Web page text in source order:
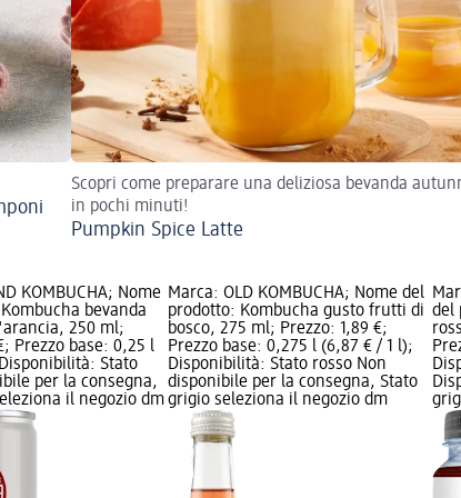
Scopri come preparare una deliziosa bevanda
in pochi minuti!
Pumpkin Spice Latte
KOMBUCHA; Nome
bevanda
250 ml;
Prezzo base: 0,25 l
Stato
per la consegna,
il negozio dm
Marca: OLD KOMBUCHA; Nome del
prodotto: Kombucha gusto frutti di
bosco, 275 ml; Prezzo: 1,89 €;
Prezzo base: 0,275 l (6,87 € / 1 l);
Disponibilità: Stato rosso Non
disponibile per la consegna, Stato
grigio seleziona il negozio dm
del